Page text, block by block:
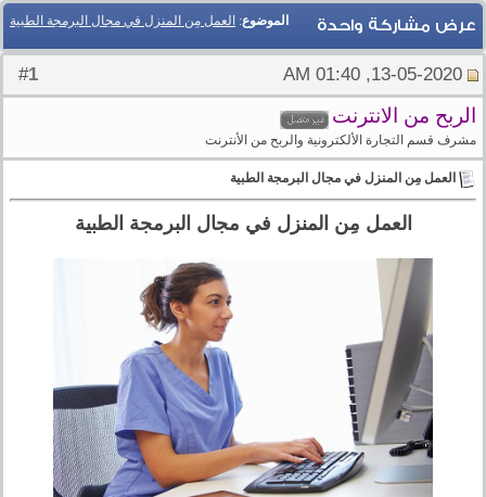
الموضوع: العمل مِن المنزل في مجال البرمجة الطبية عرض مشاركة واحدة
1
الربح من الانترنت
مشرف قسم التجارة الألكترونية والربح من الأنترنت
العمل مِن المنزل في مجال البرمجة الطبية
العمل مِن المنزل في مجال البرمجة الطبية